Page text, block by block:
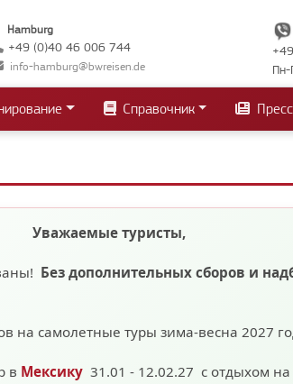
Hamburg
+49 (0)40 46 006 744
info-hamburg@bwreisen.de
Справочник
Уважаемые туристы,
Без дополнительных сборов и
на самолетные туры зима-весна 2027
в Мексику 31.01 - 12.02.27 с отдыхом